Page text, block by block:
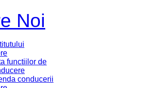
Noi
functiilor de
conducerii